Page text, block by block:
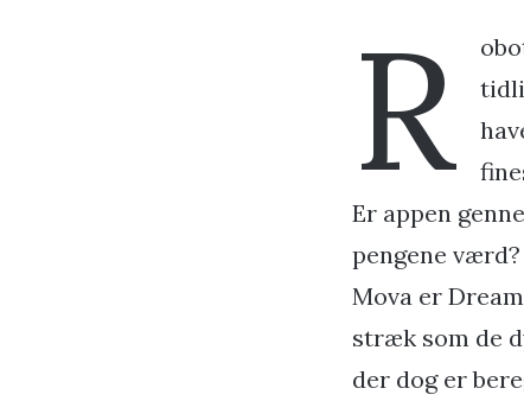
R
Er appen
pengene
Mova er
stræk som de
der dog er